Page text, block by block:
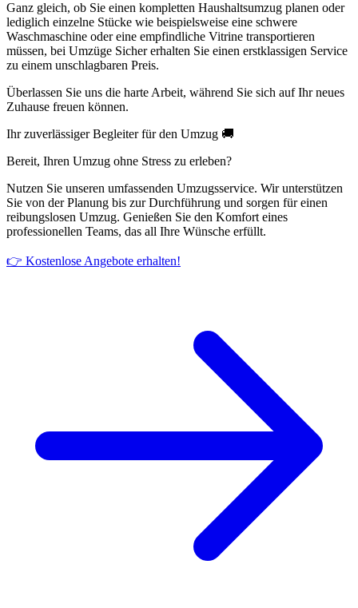
Ganz gleich, ob Sie einen kompletten Haushaltsumzug planen oder
lediglich einzelne Stücke wie beispielsweise eine schwere
Waschmaschine oder eine empfindliche Vitrine transportieren
müssen, bei Umzüge Sicher erhalten Sie einen erstklassigen Service
zu einem unschlagbaren Preis.
Überlassen Sie uns die harte Arbeit, während Sie sich auf Ihr neues
Zuhause freuen können.
Ihr zuverlässiger Begleiter für den Umzug 🚚
Bereit, Ihren Umzug ohne Stress zu erleben?
Nutzen Sie unseren umfassenden Umzugsservice. Wir unterstützen
Sie von der Planung bis zur Durchführung und sorgen für einen
reibungslosen Umzug. Genießen Sie den Komfort eines
professionellen Teams, das all Ihre Wünsche erfüllt.
👉 Kostenlose Angebote erhalten!